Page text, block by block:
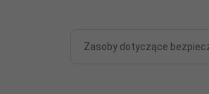
Zasoby dotyczące